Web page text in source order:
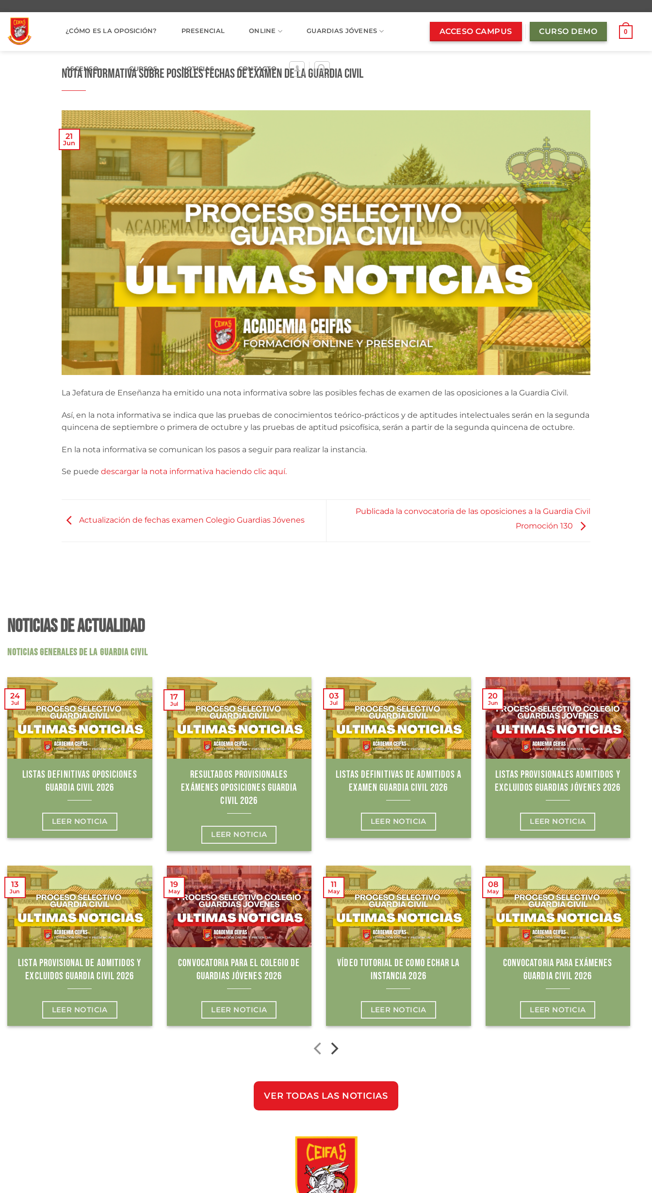
contenido
¿CÓMO ES LA OPOSICIÓN? PRESENCIAL ONLINE GUARDIAS JÓVENES
ASCENSO CURSOS NOTICIAS CONTACTO
ACCESO CAMPUS CURSO DEMO 0
Nota Informativa sobre posibles fechas de examen de la Guardia Civil
21
Jun
La Jefatura de Enseñanza ha emitido una nota informativa sobre las posibles fechas de examen de las oposiciones a la Guardia Civil.
Así, en la nota informativa se indica que las pruebas de conocimientos teórico-prácticos y de aptitudes intelectuales serán en la segunda
quincena de septiembre o primera de octubre y las pruebas de aptitud psicofísica, serán a partir de la segunda quincena de octubre.
En la nota informativa se comunican los pasos a seguir para realizar la instancia.
Se puede descargar la nota informativa haciendo clic aquí.
Actualización de fechas examen Colegio Guardias Jóvenes
Publicada la convocatoria de las oposiciones a la Guardia Civil
Promoción 130
NOTICIAS DE ACTUALIDAD
NOTICIAS GENERALES DE LA GUARDIA CIVIL
LISTAS DEFINITIVAS OPOSICIONES
GUARDIA CIVIL 2026
LEER NOTICIA
24
Jul
RESULTADOS PROVISIONALES
EXÁMENES OPOSICIONES GUARDIA
CIVIL 2026
LEER NOTICIA
17
Jul
LISTAS DEFINITIVAS DE ADMITIDOS A
EXAMEN GUARDIA CIVIL 2026
LEER NOTICIA
03
Jul
LISTAS PROVISIONALES ADMITIDOS Y
EXCLUIDOS GUARDIAS JÓVENES 2026
LEER NOTICIA
20
Jun
LISTA PROVISIONAL DE ADMITIDOS Y
EXCLUIDOS GUARDIA CIVIL 2026
LEER NOTICIA
13
Jun
CONVOCATORIA PARA EL COLEGIO DE
GUARDIAS JÓVENES 2026
LEER NOTICIA
19
May
VÍDEO TUTORIAL DE COMO ECHAR LA
INSTANCIA 2026
LEER NOTICIA
11
May
CONVOCATORIA PARA EXÁMENES
GUARDIA CIVIL 2026
LEER NOTICIA
08
May
VER TODAS LAS NOTICIAS